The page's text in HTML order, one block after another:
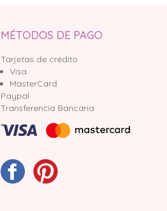
MÉTODOS DE PAGO
Tarjetas de crédito
Visa
MasterCard
Paypal
Transferencia Bancaria